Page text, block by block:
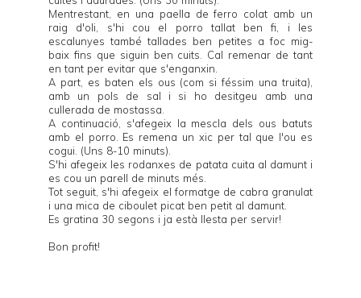
Mentrestant, en una paella de ferro colat amb un
raig d'oli, s'hi cou el porro tallat ben fi, i les
escalunyes també tallades ben petites a foc mig-
baix fins que siguin ben cuits. Cal remenar de tant
en tant per evitar que s'enganxin.
A part, es baten els ous (com si féssim una truita),
amb un pols de sal i si ho desitgeu amb una
cullerada de mostassa.
A continuació, s'afegeix la mescla dels ous batuts
amb el porro. Es remena un xic per tal que l'ou es
cogui. (Uns 8-10 minuts).
S'hi afegeix les rodanxes de patata cuita al damunt i
es cou un parell de minuts més.
Tot seguit, s'hi afegeix el formatge de cabra granulat
i una mica de ciboulet picat ben petit al damunt.
Es gratina 30 segons i ja està llesta per servir!
Bon profit!